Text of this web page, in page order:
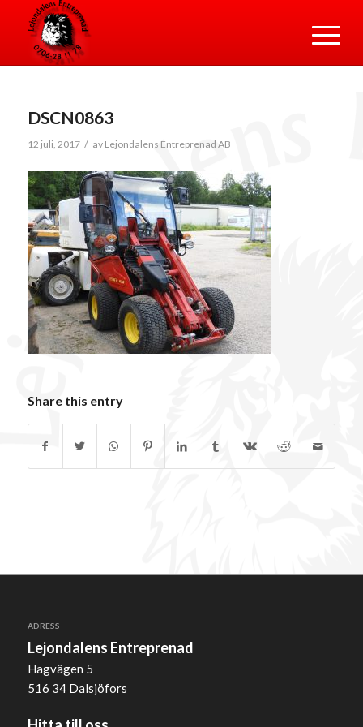
DSCN0863
12 juli, 2017 / av Lejondalens Entreprenad AB
Share this entry
ADRESS
Lejondalens Entreprenad
Hagvägen 5
516 34 Dalsjöfors